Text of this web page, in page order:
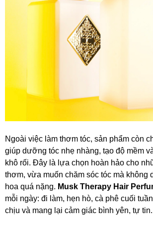
Ngoài việc làm thơm tóc, sản phẩm còn
giúp dưỡng tóc nhẹ nhàng, tạo độ mềm
khô rối. Đây là lựa chọn hoàn hảo cho
thơm, vừa muốn chăm sóc tóc mà không
hoa quá nặng. Musk Therapy Hair
mỗi ngày: đi làm, hẹn hò, cà phê cuối
chịu và mang lại cảm giác bình yên, tự tin.